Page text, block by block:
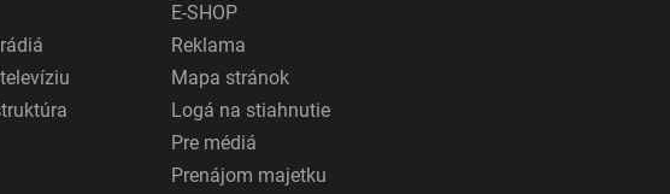
E-SHOP
Reklama
Mapa stránok
Logá na stiahnutie
Pre médiá
Prenájom majetku